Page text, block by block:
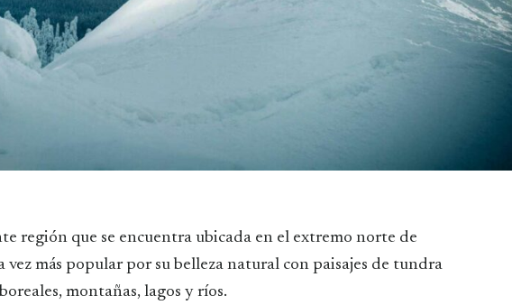
vez más popular por su belleza natural con paisajes de tundra
montañas, lagos y ríos.